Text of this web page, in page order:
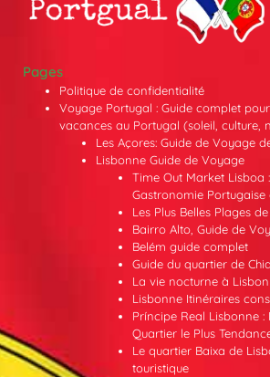
Pages
Politique de confidentialité
Voyage Portugal : Guide complet
vacances au Portugal (soleil, culture,
Les Açores: Guide de Voyage
Lisbonne Guide de Voyage
Time Out Market Lisboa
Gastronomie Portugaise
Les Plus Belles Plages
Bairro Alto, Guide de
Belém guide complet
Guide du quartier de
La vie nocturne à
Lisbonne Itinéraires
Príncipe Real Lisbonne :
Quartier le Plus
Le quartier Baixa de
touristique